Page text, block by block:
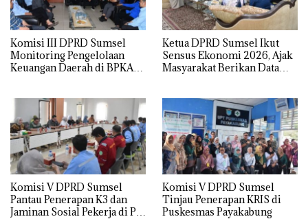
Komisi III DPRD Sumsel
Monitoring Pengelolaan
Keuangan Daerah di BPKAD
Ketua DPRD Sumsel Ikut
Sensus Ekonomi 2026, Ajak
Masyarakat Berikan Data
Komisi V DPRD Sumsel
Pantau Penerapan K3 dan
Jaminan Sosial Pekerja di PT
Komisi V DPRD Sumsel
Tinjau Penerapan KRIS di
Puskesmas Payakabung